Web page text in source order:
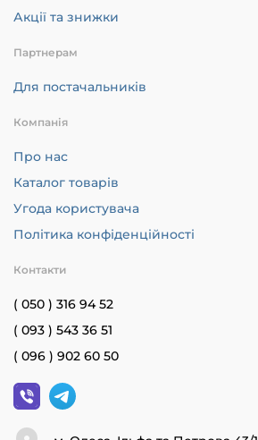
Акції та знижки
Партнерам
Для постачальників
Компанія
Про нас
Каталог товарів
Угода користувача
Політика конфіденційності
Контакти
( 050 ) 316 94 52
( 093 ) 543 36 51
( 096 ) 902 60 50